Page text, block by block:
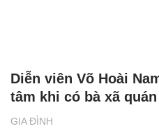
GIA ĐÌNH
Diễn viên Võ Hoài
tâm khi có bà xã